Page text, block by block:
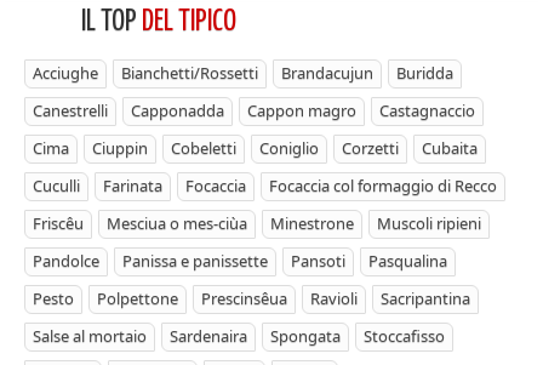
IL TOP DEL TIPICO
Acciughe Bianchetti/Rossetti Brandacujun
Buridda
Canestrelli
Capponadda Cappon magro
Castagnaccio
Cima
Ciuppin Cobeletti Coniglio Corzetti
Cubaita
Cuculli
Farinata Focaccia
Focaccia col formaggio di Recco
Friscêu
Mesciua o mes-ciùa Minestrone
Muscoli ripieni
Pandolce
Panissa e panissette Pansoti
Pasqualina
Pesto
Polpettone Prescinsêua Ravioli
Sacripantina
Salse al mortaio
Sardenaira Spongata
Stoccafisso